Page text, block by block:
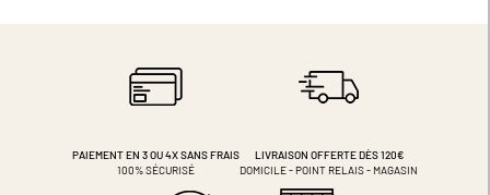
PAIEMENT EN 3 OU 4XSANS FRAIS
100% SÉCURISÉ
LIVRAISON OFFERTE DÈS 120€
DOMICILE - POINT RELAIS - MAGASIN